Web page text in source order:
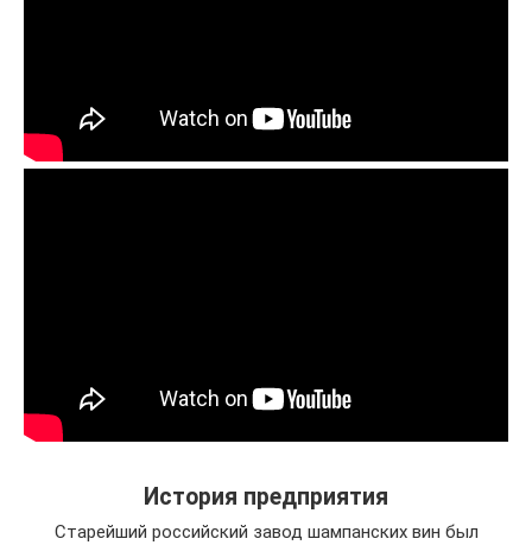
История предприятия
Старейший российский завод шампанских вин был